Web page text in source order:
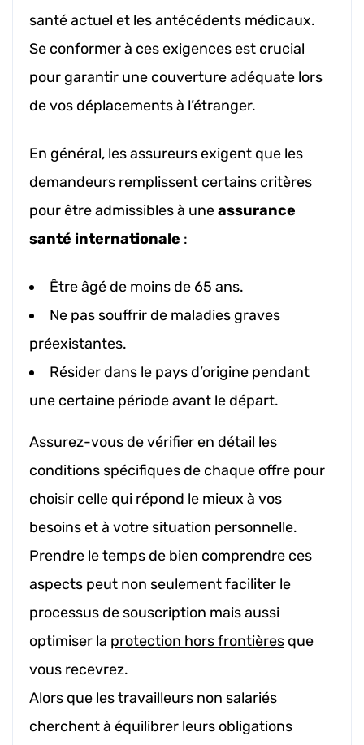
santé actuel et les antécédents médicaux.
Se conformer à ces exigences est crucial
pour garantir une couverture adéquate lors
de vos déplacements à l’étranger.
En général, les assureurs exigent que les
demandeurs remplissent certains critères
pour être admissibles à uneassurance
santé internationale :
Être âgé de moins de 65 ans.
Ne pas souffrir de maladies graves
préexistantes.
Résider dans le pays d’origine pendant
une certaine période avant le départ.
Assurez-vous de vérifier en détail les
conditions spécifiques de chaque offre pour
choisir celle qui répond le mieux à vos
besoins et à votre situation personnelle.
Prendre le temps de bien comprendre ces
aspects peut non seulement faciliter le
processus de souscription mais aussi
optimiser la protection hors frontières que
vous recevrez.
Alors que les travailleurs non salariés
cherchent à équilibrer leurs obligations